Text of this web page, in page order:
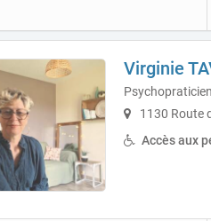
Virginie
1130 Route
Accès aux